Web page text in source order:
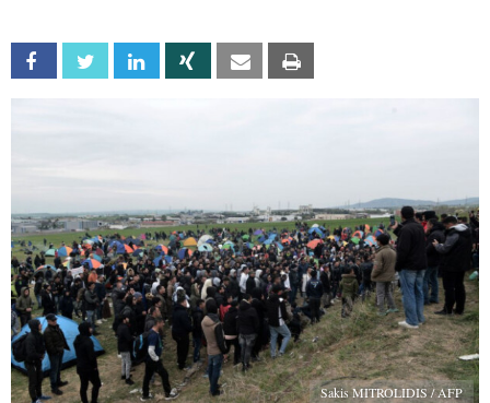
Facebook Twitter Linkedin Xing Email
Sakis MITROLIDIS / AFP